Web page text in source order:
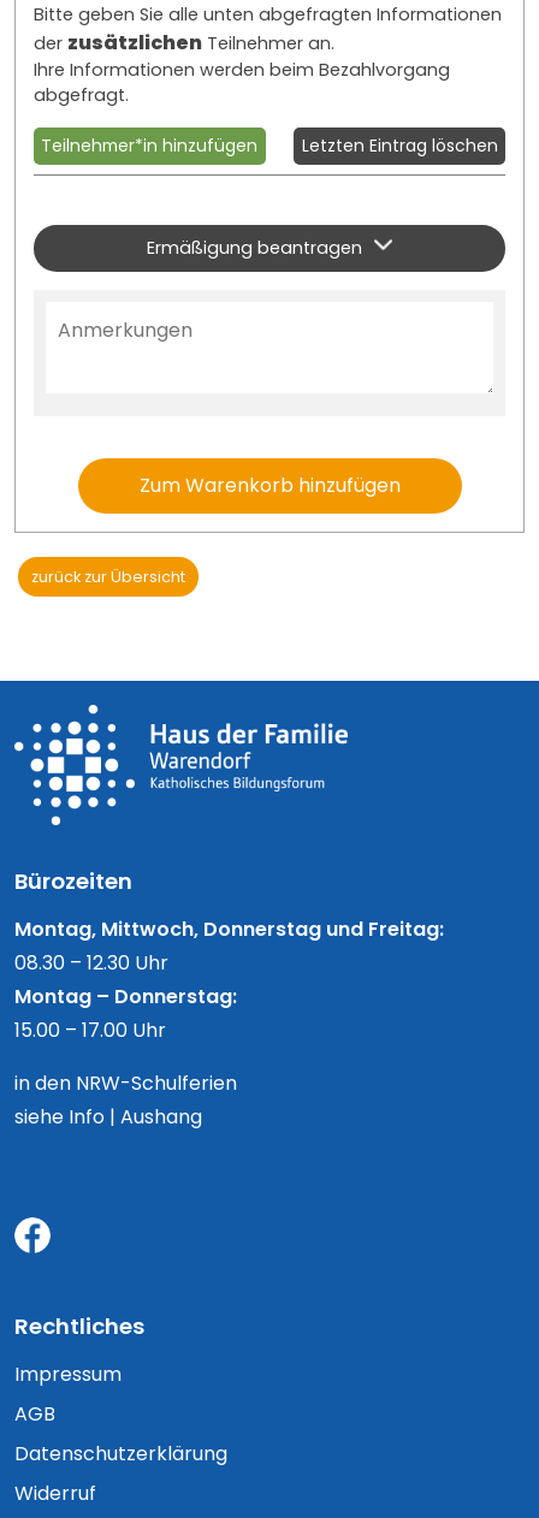
Bitte geben Sie alle unten abgefragten Informationen
der zusätzlichen Teilnehmer an.
Ihre Informationen werden beim Bezahlvorgang
abgefragt.
Teilnehmer*in hinzufügen Letzten Eintrag löschen
Ermäßigung beantragen
Zum Warenkorb hinzufügen
zurück zur Übersicht
Bürozeiten
Montag, Mittwoch, Donnerstag und Freitag:
08.30 – 12.30 Uhr
Montag – Donnerstag:
15.00 – 17.00 Uhr
in den NRW-Schulferien
siehe Info | Aushang
Rechtliches
Impressum
AGB
Datenschutzerklärung
Widerruf